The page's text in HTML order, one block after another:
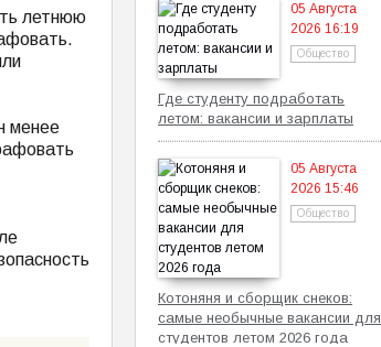
летнюю
менее
05 Августа
2026 16:19
Общество
Где студенту подработать
летом: вакансии и зарплаты
05 Августа
2026 15:46
Общество
Котоняня и сборщик снеков:
самые необычные вакансии для
студентов летом 2026 года